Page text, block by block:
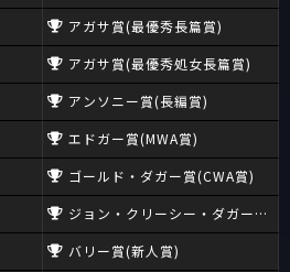
アガサ賞(最優秀長篇賞)
アガサ賞(最優秀処女長篇賞)
アンソニー賞(長編賞)
エドガー賞(MWA賞)
ゴールド・ダガー賞(CWA賞)
ジョン・クリーシー・ダガー賞
バリー賞(新人賞)